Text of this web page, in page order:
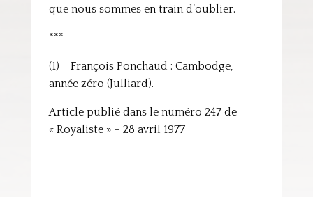
que nous sommes en train d’oublier.
***
(1) François Ponchaud : Cambodge,
année zéro (Julliard).
Article publié dans le numéro 247 de
« Royaliste » – 28 avril 1977